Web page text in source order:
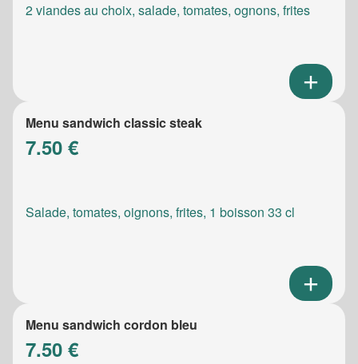
2 viandes au choix, salade, tomates, ognons, frites
Menu sandwich classic steak
7.50 €
Salade, tomates, oignons, frites, 1 boisson 33 cl
Menu sandwich cordon bleu
7.50 €